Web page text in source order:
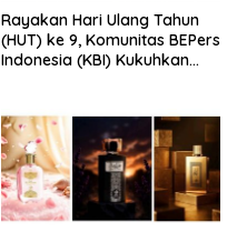
Rayakan Hari Ulang Tahun
(HUT) ke 9, Komunitas BEPers
Indonesia (KBI) Kukuhkan
Tema: “Penguatan dan
Pengembangan Organisasi
KBI yang Berbasis Riset di
seluruh Indonesia dan
Mancanegara”.